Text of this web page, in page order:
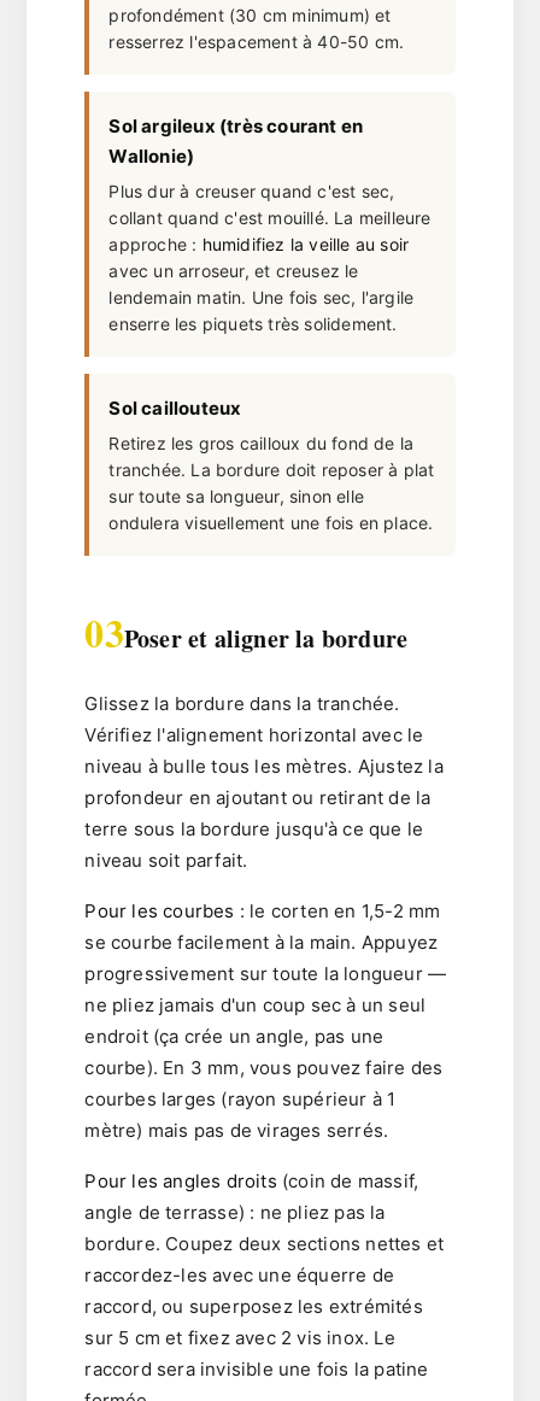
profondément (30 cm minimum) et
resserrez l'espacement à 40-50 cm.
Sol argileux (très courant en
Wallonie)
Plus dur à creuser quand c'est sec,
collant quand c'est mouillé. La meilleure
approche : humidifiez la veille au soir
avec un arroseur, et creusez le
lendemain matin. Une fois sec, l'argile
enserre les piquets très solidement.
Sol caillouteux
Retirez les gros cailloux du fond de la
tranchée. La bordure doit reposer à plat
sur toute sa longueur, sinon elle
ondulera visuellement une fois en place.
03Poser et aligner la bordure
Glissez la bordure dans la tranchée.
Vérifiez l'alignement horizontal avec le
niveau à bulletous les mètres. Ajustez la
profondeur en ajoutant ou retirant de la
terre sous la bordure jusqu'à ce que le
niveau soit parfait.
Pour les courbes : le corten en 1,5-2 mm
se courbe facilement à la main. Appuyez
progressivement sur toute la longueur —
ne pliez jamais d'un coup sec à un seul
endroit (ça crée un angle, pas une
courbe). En 3 mm, vous pouvez faire des
courbes larges (rayon supérieur à 1
mètre) mais pas de virages serrés.
Pour les angles droits (coin de massif,
angle de terrasse) : ne pliez pas la
bordure. Coupez deux sections nettes et
raccordez-les avec une équerre de
raccord, ou superposez les extrémités
sur 5 cm et fixez avec 2 vis inox. Le
raccord sera invisible une fois la patine